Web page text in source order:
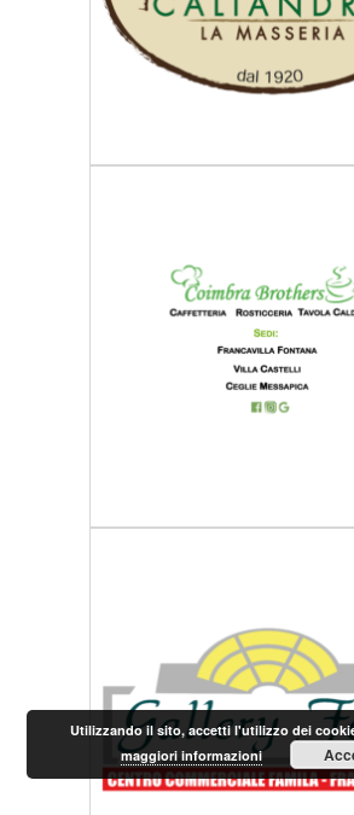
Utilizzando il sito, accetti l'utilizzo dei
maggiori informazioni